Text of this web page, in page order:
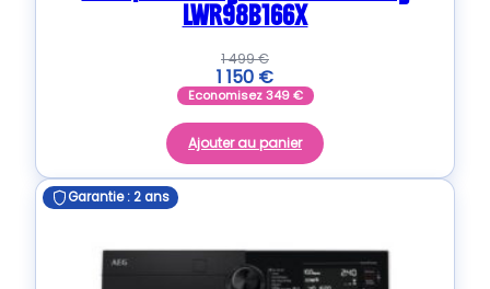
LWR98B166X
1 499€
1 150 €
Economisez349€
Ajouter au panier
Garantie : 2 ans